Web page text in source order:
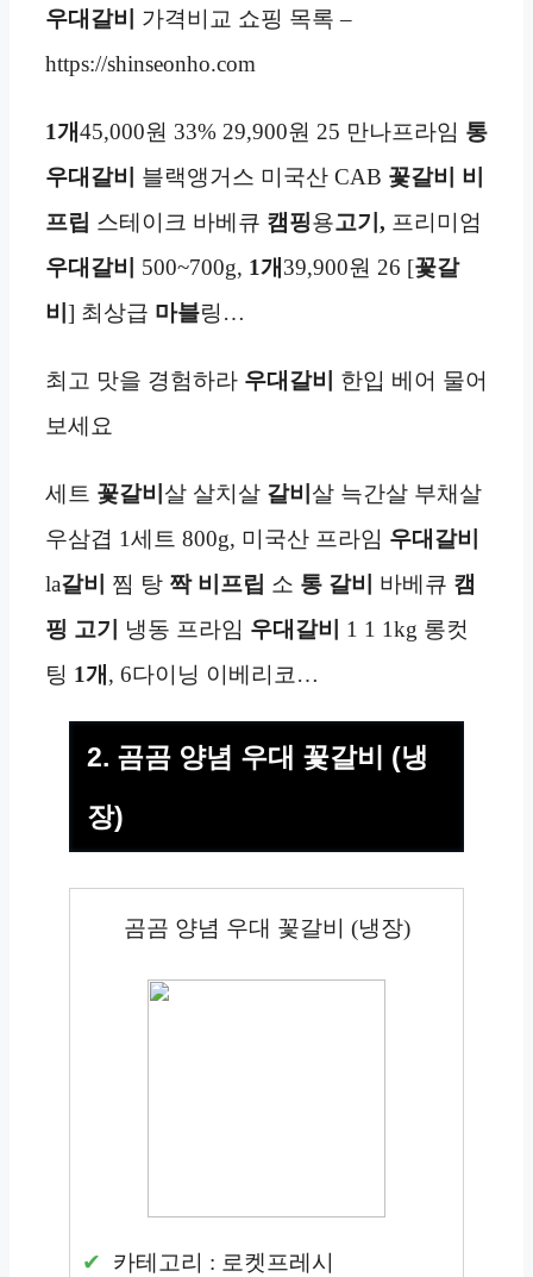
우대갈비
가격비교 쇼핑 목록 –
https://shinseonho.com
1개45,000원 33% 29,900원 25 만나프라임 통
우대갈비
블랙앵거스 미국산 CAB 꽃갈비
비
프립 스테이크 바베큐 캠핑용고기, 프리미엄
우대갈비
500~700g, 1개 39,900원 26 [꽃갈
비 ] 최상급 마블링…
최고 맛을 경험하라 우대갈비
한입 베어 물어
보세요
세트 꽃갈비 살 살치살 갈비 살 늑간살 부채살
우삼겹 1세트 800g, 미국산 프라임 우대갈비
la갈비 찜 탕 짝 비프립 소 통 갈비 바베큐 캠
핑 고기
냉동 프라임 우대갈비
1 1 1kg 롱컷
팅 1개 , 6다이닝 이베리코…
2. 곰곰 양념 우대 꽃갈비 (냉
장)
곰곰 양념 우대 꽃갈비 (냉장)
카테고리 : 로켓프레시